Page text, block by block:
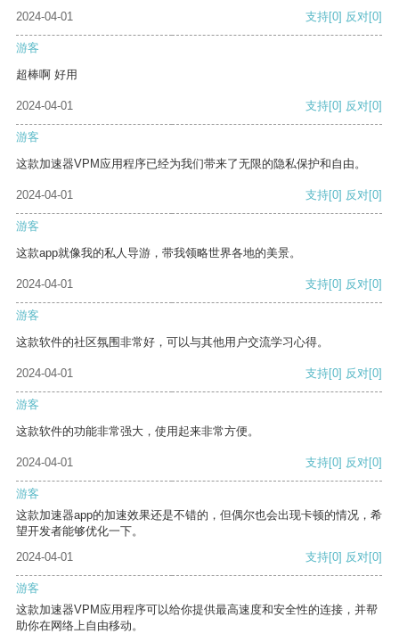
2024-04-01 支持[0] 反对[0]
游客
超棒啊 好用
2024-04-01 支持[0] 反对[0]
游客
这款加速器VPM应用程序已经为我们带来了无限的隐私保护和自由。
2024-04-01 支持[0] 反对[0]
游客
这款app就像我的私人导游，带我领略世界各地的美景。
2024-04-01 支持[0] 反对[0]
游客
这款软件的社区氛围非常好，可以与其他用户交流学习心得。
2024-04-01 支持[0] 反对[0]
游客
这款软件的功能非常强大，使用起来非常方便。
2024-04-01 支持[0] 反对[0]
游客
这款加速器app的加速效果还是不错的，但偶尔也会出现卡顿的情况，希
望开发者能够优化一下。
2024-04-01
支持[0] 反对[0]
游客
这款加速器VPM应用程序可以给你提供最高速度和安全性的连接，并帮
助你在网络上自由移动。